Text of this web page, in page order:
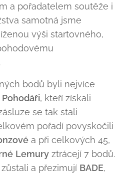
a pořadatelem soutěže i
samotná jsme
výši startovného,
bodů byli nejvíce
Pohodáři, kteří získali
se tak stali
pořadí povyskočili
a při celkových 45,
Lemury ztrácejí 7 bodů.
zůstali a přezimují BADE,